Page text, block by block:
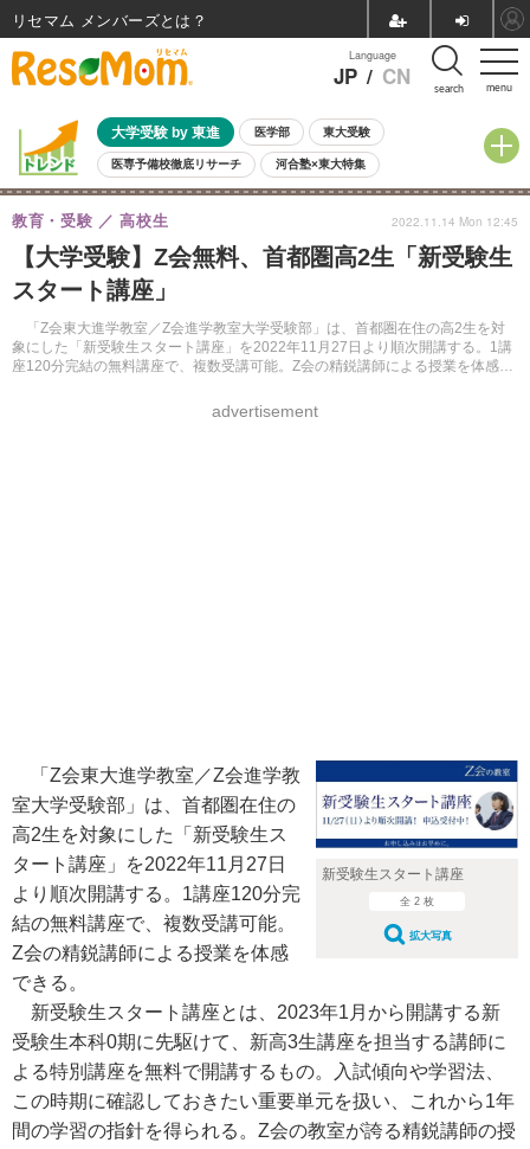
menu
Language
JP / CN search
大学受験 by 東進 医学部 東大受験
医専予備校徹底リサーチ 河合塾×東大特集
親子で考える大学選び 高校受験 中学受験 小学校受験
共通テスト 夏休み
8月開催イベント・WS 全国公立高校 過去問 人気記事
自由研究教材（小学生向け）
【大学受験】Z会無料、首都圏高2生「新受験生
スタート講座」
「Z会東大進学教室／Z会進学教室大学受験部」は、首都圏在住の高2生を対
象にした「新受験生スタート講座」を2022年11月27日より順次開講する。1講
座120分完結の無料講座で、複数受講可能。Z会の精鋭講師による授業を体感で
教育・受験 高校生
advertisement
2022.11.14 Mon 12:45
新受験生スタート講座
全 2 枚
拡大写真
「Z会東大進学教室／Z会進学教
室大学受験部」は、首都圏在住の
高2生を対象にした「新受験生ス
タート講座」を2022年11月27日
より順次開講する。1講座120分完
結の無料講座で、複数受講可能。
Z会の精鋭講師による授業を体感
できる。
新受験生スタート講座とは、2023年1月から開講する新
受験生本科0期に先駆けて、新高3生講座を担当する講師に
よる特別講座を無料で開講するもの。入試傾向や学習法、
この時期に確認しておきたい重要単元を扱い、これから1年
間の学習の指針を得られる。Z会の教室が誇る精鋭講師の授
リセマム メンバーズ